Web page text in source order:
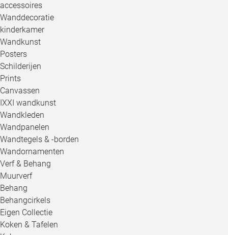
accessoires
Wanddecoratie
kinderkamer
Wandkunst
Posters
Schilderijen
Prints
Canvassen
IXXI wandkunst
Wandkleden
Wandpanelen
Wandtegels & -borden
Wandornamenten
Verf & Behang
Muurverf
Behang
Behangcirkels
Eigen Collectie
Koken & Tafelen